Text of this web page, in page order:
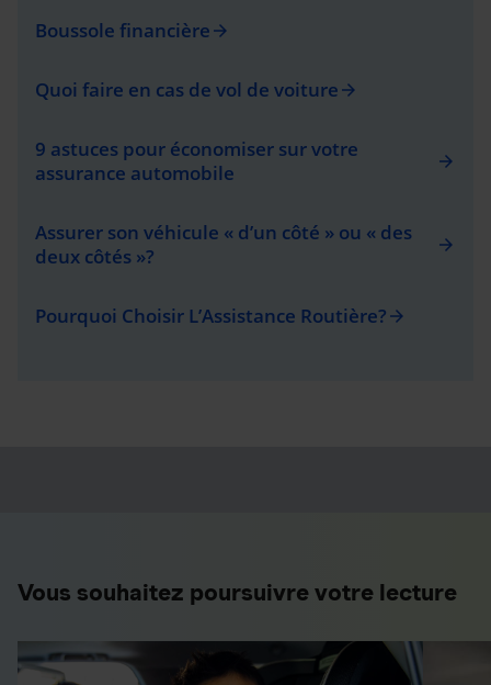
Boussole financière arrow_forward
Quoi faire en cas de vol de voiture arrow_forward
9 astuces pour économiser sur votre
assurance automobile
arrow_forward
Assurer son véhicule « d’un côté » ou « des
deux côtés »?
arrow_forward
Pourquoi Choisir L’Assistance Routière? arrow_forward
Vous souhaitez poursuivre votre lecture